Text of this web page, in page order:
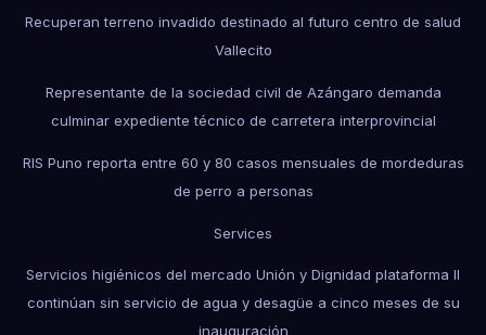
Recuperan terreno invadido destinado al futuro centro de salud
Vallecito
Representante de la sociedad civil de Azángaro demanda
culminar expediente técnico de carretera interprovincial
RIS Puno reporta entre 60 y 80 casos mensuales de mordeduras
de perro a personas
Services
Servicios higiénicos del mercado Unión y Dignidad plataforma II
continúan sin servicio de agua y desagüe a cinco meses de su
inauguración